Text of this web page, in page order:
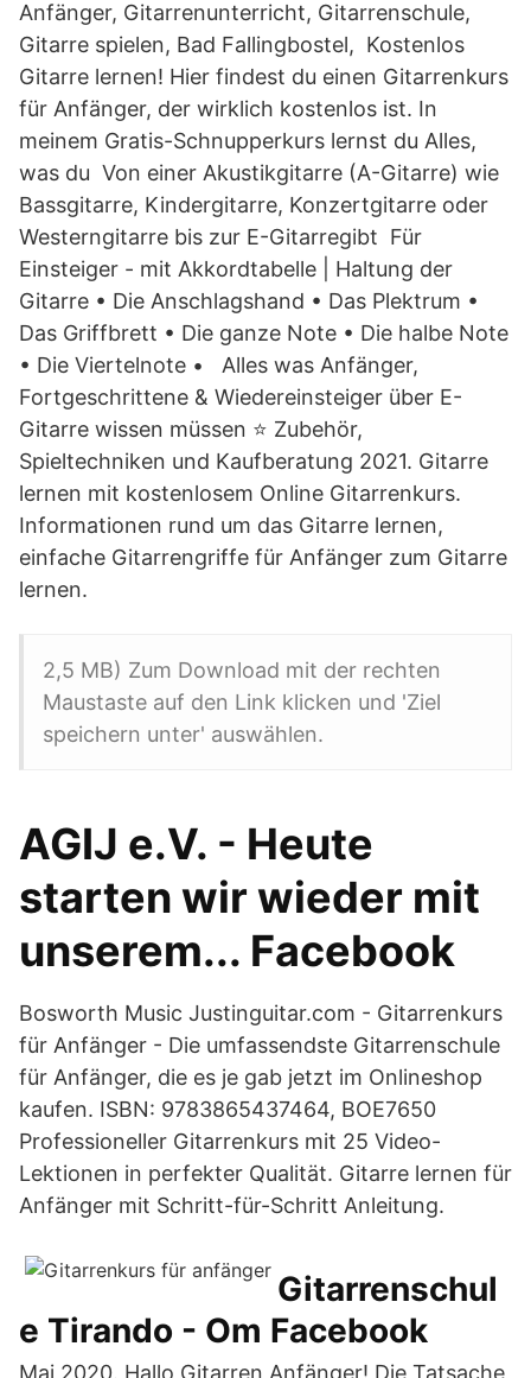
Anfänger, Gitarrenunterricht, Gitarrenschule,
Gitarre spielen, Bad Fallingbostel, Kostenlos
Gitarre lernen! Hier findest du einen Gitarrenkurs
für Anfänger, der wirklich kostenlos ist. In
meinem Gratis-Schnupperkurs lernst du Alles,
was du Von einer Akustikgitarre (A-Gitarre) wie
Bassgitarre, Kindergitarre, Konzertgitarre oder
Westerngitarre bis zur E-Gitarregibt Für
Einsteiger - mit Akkordtabelle | Haltung der
Gitarre • Die Anschlagshand • Das Plektrum •
Das Griffbrett • Die ganze Note • Die halbe Note
• Die Viertelnote • Alles was Anfänger,
Fortgeschrittene & Wiedereinsteiger über E-
Gitarre wissen müssen ⭐ Zubehör,
Spieltechniken und Kaufberatung 2021. Gitarre
lernen mit kostenlosem Online Gitarrenkurs.
Informationen rund um das Gitarre lernen,
einfache Gitarrengriffe für Anfänger zum Gitarre
lernen.
2,5 MB) Zum Download mit der rechten
Maustaste auf den Link klicken und 'Ziel
speichern unter' auswählen.
AGIJ e.V. - Heute
starten wir wieder mit
unserem... Facebook
Bosworth Music Justinguitar.com - Gitarrenkurs
für Anfänger - Die umfassendste Gitarrenschule
für Anfänger, die es je gab jetzt im Onlineshop
kaufen. ISBN: 9783865437464, BOE7650
Professioneller Gitarrenkurs mit 25 Video-
Lektionen in perfekter Qualität. Gitarre lernen für
Anfänger mit Schritt-für-Schritt Anleitung.
Gitarrenschul
e Tirando - Om Facebook
Mai 2020. Hallo Gitarren Anfänger! Die Tatsache